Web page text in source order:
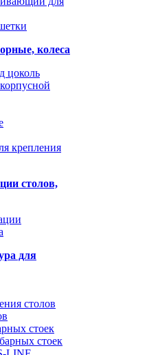
колеса
цоколь
крепления
столов,
для
столов
стоек
стоек